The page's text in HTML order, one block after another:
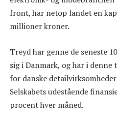
front, har netop landet en
millioner kroner.
Treyd har genne de seneste
sig i Danmark, og har i
for danske
Selskabets udestående
procent hver måned.